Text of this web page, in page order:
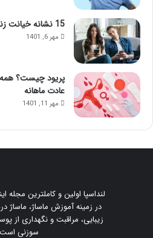
15 نشانه خیانت زنان در روابط عاشقانه و زناشویی
مهر 6, 1401
پریود چیست؟ همه
عادت ماهانه
مهر 11, 1401
لنداسپا اولین و کاملترین مجله
در زمینه آموزش ماساژ، ماساژ
زیبایی، مراقبت و نگهداری
سوزنی